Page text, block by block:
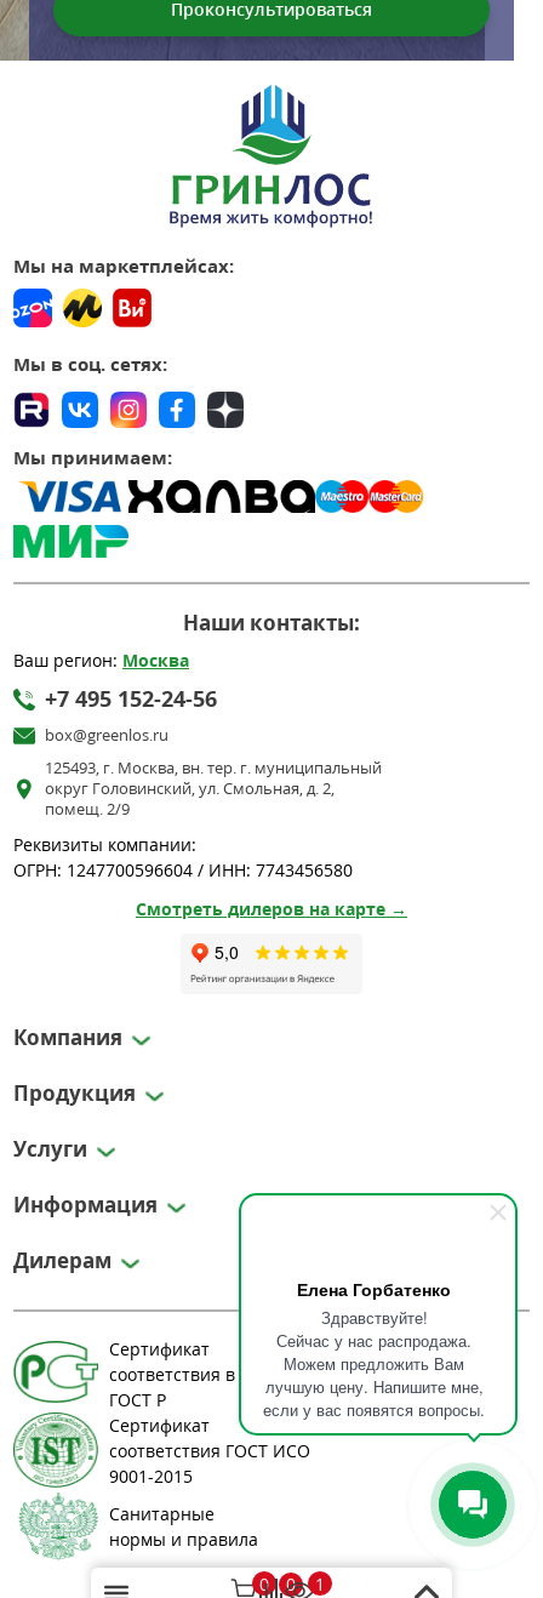
Елена Горбатенко
Здравствуйте!
Сейчас у нас распродажа.
Можем предложить Вам
лучшую цену. Напишите мне,
если у вас появятся вопросы.
0 0 1
Мы на маркетплейсах:
Мы в соц. сетях:
Мы принимаем:
Наши контакты:
Ваш регион: Москва
+7 495 152-24-56
box@greenlos.ru
125493, г. Москва, вн. тер. г. муниципальный
округ Головинский, ул. Смольная, д. 2,
помещ. 2/9
Реквизиты компании:
ОГРН: 1247700596604 / ИНН: 7743456580
Смотреть дилеров на карте →
Компания
Продукция
Услуги
Информация
Дилерам
Сертификат
соответствия в системе
ГОСТ Р
Сертификат
соответствия ГОСТ ИСО
9001-2015
Санитарные
нормы и правила